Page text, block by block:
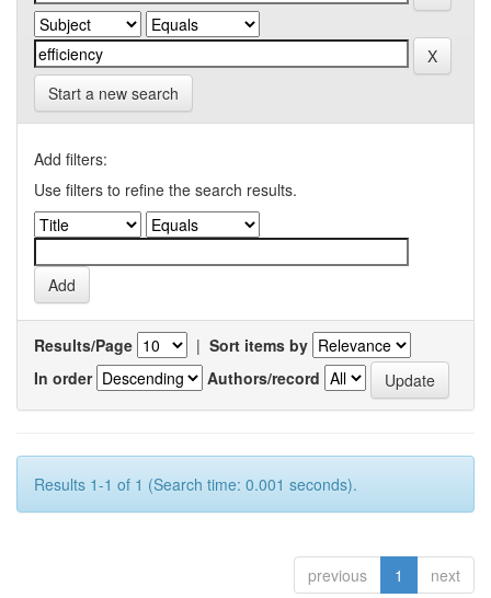
Start a new search
Add filters:
Use filters to refine the search results.
Results/Page | Sort items by
In order
Authors/record
Results 1-1 of 1 (Search time: 0.001 seconds).
previous 1 next